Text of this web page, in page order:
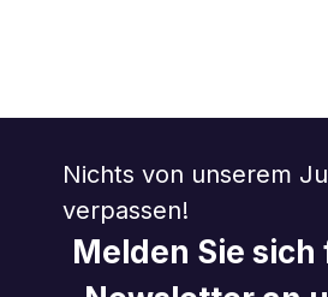
Nichts von unserem
verpassen!
Melden Sie